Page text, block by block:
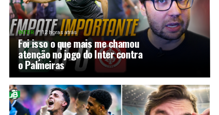
INTER 12 horas atrás
Foi isso o que mais me chamou
atenção no jogo do Inter contra
o Palmeiras